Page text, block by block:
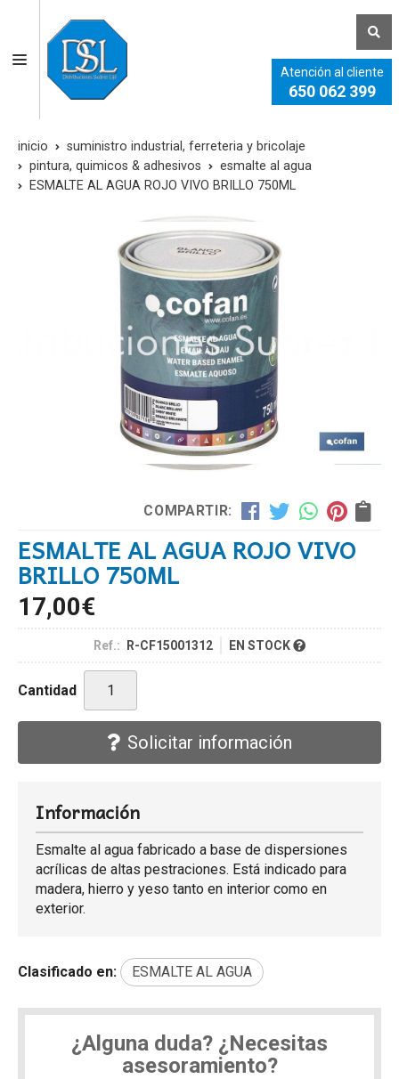
Atención al cliente
650 062 399
inicio
suministro industrial, ferreteria y bricolaje
pintura, quimicos & adhesivos
esmalte al agua
ESMALTE AL AGUA ROJO VIVO BRILLO 750ML
COMPARTIR:
ESMALTE AL AGUA ROJO VIVO
BRILLO 750ML
17,00€
Ref.: R-CF15001312 EN STOCK
Cantidad
Solicitar información
Información
Esmalte al agua fabricado a base de dispersiones
acrílicas de altas pestraciones. Está indicado para
madera, hierro y yeso tanto en interior como en
exterior.
Clasificado en: ESMALTE AL AGUA
¿Alguna duda? ¿Necesitas
asesoramiento?